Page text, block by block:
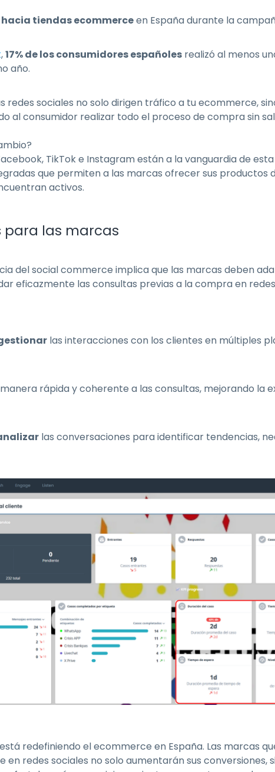
hacia tiendas ecommerceen España durante la
,17% de los consumidores españoles realizó al menos
año.
redes sociales no solo dirigen tráfico a tu ecommerce,
al consumidor realizar todo el proceso de compra sin
TikTok e Instagram están a la vanguardia de
que permiten a las marcas ofrecer sus productos
activos.
para las marcas
del social commerce implica que las marcas deben
eficazmente las consultas previas a la compra en
las interacciones con los clientes en múltiples
rápida y coherente a las consultas, mejorando la
las conversaciones para identificar tendencias,
redefiniendo el ecommerce en España. Las marcas
en redes sociales no solo aumentarán sus conversiones,